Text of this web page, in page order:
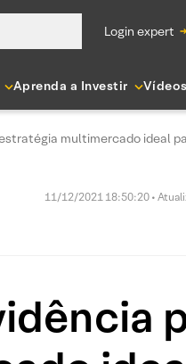
login expert
Aprenda a Investir Vídeos
multimercado ideal
11/12/2021 18:50:20 •